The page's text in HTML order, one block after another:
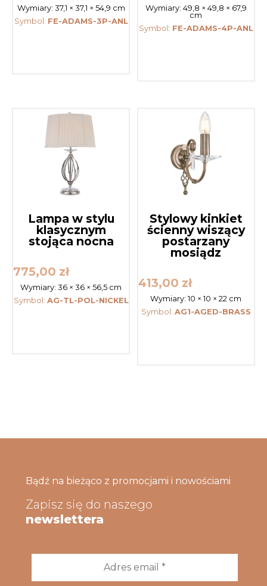
Wymiary: 37,1 × 37,1 × 54,9 cm
Symbol: FE-ADAMS-3P-ANL
Wymiary: 49,8 × 49,8 × 67,9
cm
Symbol: FE-ADAMS-4P-ANL
Lampa w stylu
klasycznym
stojąca nocna
775,00 zł
Wymiary:36 × 36 × 56,5 cm
Symbol: AG-TL-POL-NICKEL
Stylowy kinkiet
ścienny wiszący
postarzany
mosiądz
413,00 zł
Wymiary:10 × 10 × 22 cm
Symbol: AG1-AGED-BRASS
Bądź na bieżąco z promocjami i nowościami
Zapisz się do naszego
newslettera
*